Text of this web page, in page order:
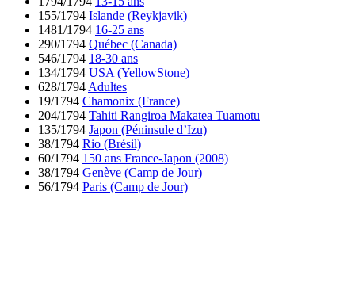
155/1794 Islande (Reykjavik)
1481/1794 16-25 ans
290/1794 Québec (Canada)
546/1794 18-30 ans
134/1794 USA (YellowStone)
628/1794 Adultes
19/1794 Chamonix (France)
204/1794 Tahiti Rangiroa Makatea Tuamotu
135/1794 Japon (Péninsule d’Izu)
38/1794 Rio (Brésil)
60/1794 150 ans France-Japon (2008)
38/1794 Genève (Camp de Jour)
56/1794 Paris (Camp de Jour)